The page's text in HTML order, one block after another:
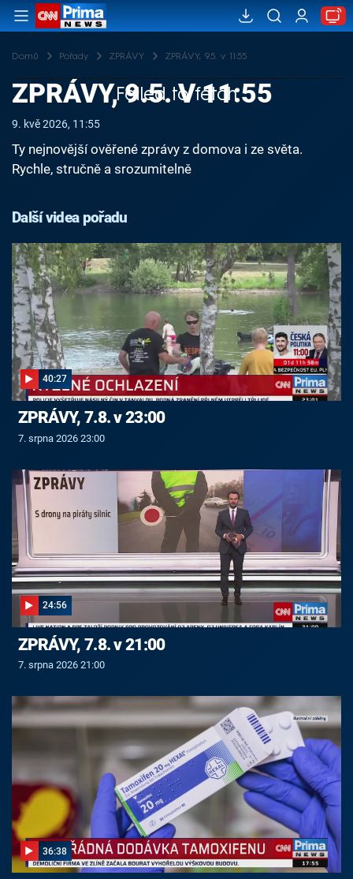
Domů Pořady ZPRÁVY ZPRÁVY, 9.5. v 11:55
Failed to fetch
ZPRÁVY, 9.5. V 11:55
9. kvě 2026, 11:55
Ty nejnovější ověřené zprávy z domova i ze světa.
Rychle, stručně a srozumitelně
Další videa pořadu
40:27
ZPRÁVY, 7.8. v 23:00
7. srpna 2026 23:00
24:56
ZPRÁVY, 7.8. v 21:00
7. srpna 2026 21:00
36:38